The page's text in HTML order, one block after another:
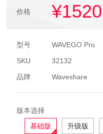
价格 ¥1520
型号
WAVEGO Pro
SKU
32132
品牌
Waveshare
版本选择
基础版
升级版